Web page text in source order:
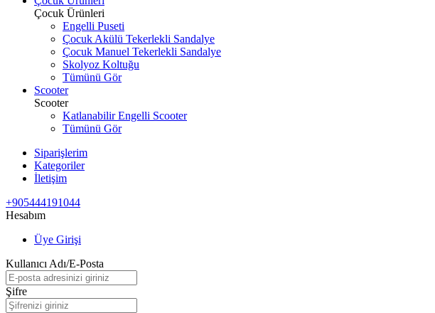
Çocuk Ürünleri
Engelli Puseti
Çocuk Akülü Tekerlekli Sandalye
Çocuk Manuel Tekerlekli Sandalye
Skolyoz Koltuğu
Tümünü Gör
Scooter
Scooter
Katlanabilir Engelli Scooter
Tümünü Gör
Siparişlerim
Kategoriler
İletişim
+905444191044
Hesabım
Üye Girişi
Kullanıcı Adı/E-Posta
Şifre